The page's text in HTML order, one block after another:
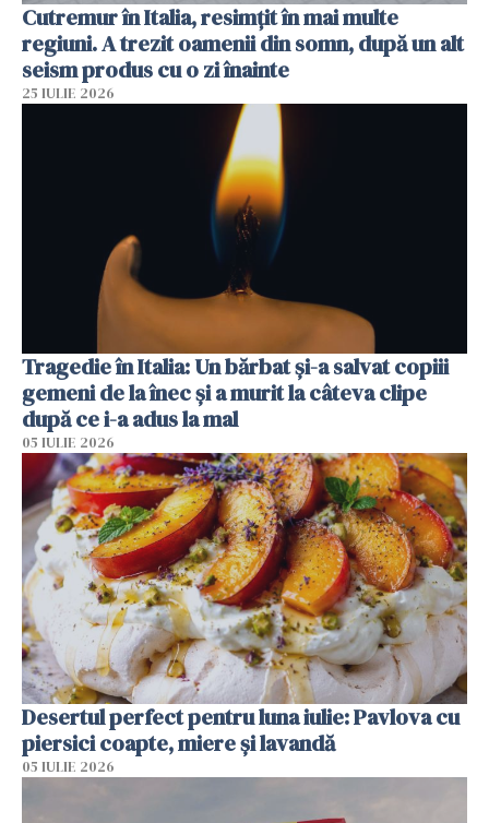
Cutremur în Italia, resimțit în mai multe
regiuni. A trezit oamenii din somn, după un alt
seism produs cu o zi înainte
25 IULIE 2026
Tragedie în Italia: Un bărbat și-a salvat copiii
gemeni de la înec și a murit la câteva clipe
după ce i-a adus la mal
05 IULIE 2026
Desertul perfect pentru luna iulie: Pavlova cu
piersici coapte, miere și lavandă
05 IULIE 2026